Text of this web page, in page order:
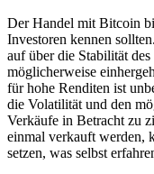
Der Handel mit Bitcoin
Investoren kennen
auf über die Stabilität
möglicherweise
für hohe Renditen ist
die Volatilität und den
Verkäufe in Betracht zu
einmal verkauft werden,
setzen, was selbst